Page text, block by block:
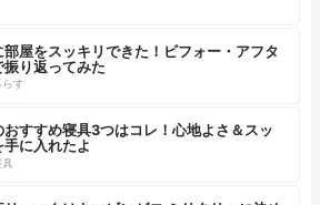
部屋をスッキリできた！ビフォー・アフタ
振り返ってみた
す
おすすめ寝具3つはコレ！心地よさ＆スッ
手に入れたよ
具